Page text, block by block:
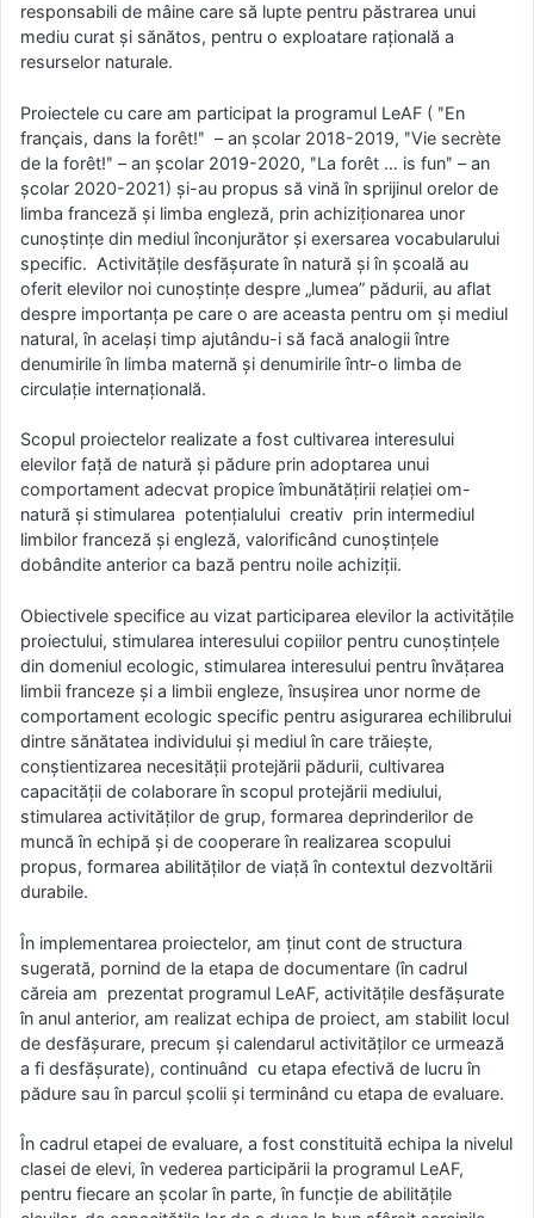
responsabili de mâine care să lupte pentru păstrarea unui
mediu curat și sănătos, pentru o exploatare rațională a
resurselor naturale.
Proiectele cu care am participat la programul LeAF ( ʺEn
français, dans la forêt!ʺ – an școlar 2018-2019, ʺVie secrète
de la forêt!ʺ – an școlar 2019-2020, ʺLa forêt … is funʺ – an
școlar 2020-2021) și-au propus să vină în sprijinul orelor de
limba franceză și limba engleză, prin achiziționarea unor
cunoștințe din mediul înconjurător și exersarea vocabularului
specific. Activitățile desfășurate în natură şi în şcoală au
oferit elevilor noi cunoștințe despre „lumea” pădurii, au aflat
despre importanța pe care o are aceasta pentru om şi mediul
natural, în același timp ajutându-i să facă analogii între
denumirile în limba maternă și denumirile într-o limba de
circulație internațională.
Scopul proiectelor realizate a fost cultivarea interesului
elevilor faţă de natură și pădure prin adoptarea unui
comportament adecvat propice îmbunătățirii relaţiei om-
natură și stimularea potenţialului creativ prin intermediul
limbilor franceză și engleză, valorificând cunoştinţele
dobândite anterior ca bază pentru noile achiziții.
Obiectivele specifice au vizat participarea elevilor la activitățile
proiectului, stimularea interesului copiilor pentru cunoștințele
din domeniul ecologic, stimularea interesului pentru învățarea
limbii franceze și a limbii engleze, însuşirea unor norme de
comportament ecologic specific pentru asigurarea echilibrului
dintre sănătatea individului şi mediul în care trăieşte,
conştientizarea necesităţii protejării pădurii, cultivarea
capacităţii de colaborare în scopul protejării mediului,
stimularea activităţilor de grup, formarea deprinderilor de
muncă în echipă și de cooperare în realizarea scopului
propus, formarea abilităților de viață în contextul dezvoltării
durabile.
În implementarea proiectelor, am ținut cont de structura
sugerată, pornind de la etapa de documentare (în cadrul
căreia am prezentat programul LeAF, activitățile desfășurate
în anul anterior, am realizat echipa de proiect, am stabilit locul
de desfășurare, precum și calendarul activităților ce urmează
a fi desfășurate), continuând cu etapa efectivă de lucru în
pădure sau în parcul școlii și terminând cu etapa de evaluare.
În cadrul etapei de evaluare, a fost constituită echipa la nivelul
clasei de elevi, în vederea participării la programul LeAF,
pentru fiecare an școlar în parte, în funcție de abilitățile